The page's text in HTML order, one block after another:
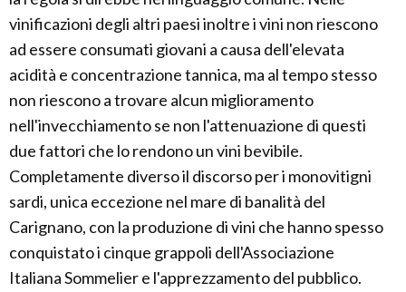
vinificazioni degli altri paesi inoltre i vini non riescono
ad essere consumati giovani a causa dell'elevata
acidità e concentrazione tannica, ma al tempo stesso
non riescono a trovare alcun miglioramento
nell'invecchiamento se non l'attenuazione di questi
due fattori che lo rendono un vini bevibile.
Completamente diverso il discorso per i monovitigni
sardi, unica eccezione nel mare di banalità del
Carignano, con la produzione di vini che hanno spesso
conquistato i cinque grappoli dell'Associazione
Italiana Sommelier e l'apprezzamento del pubblico.